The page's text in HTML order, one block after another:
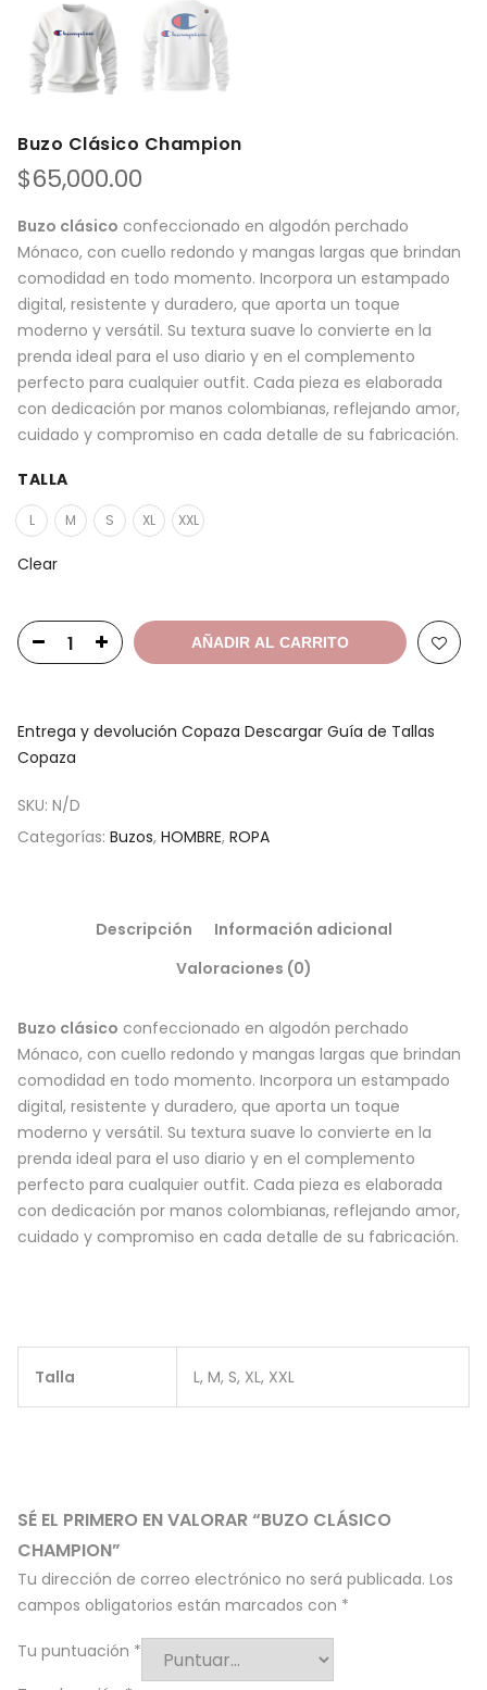
Buzo Clásico Champion
$65,000.00
Buzo clásico confeccionado en algodón perchado
Mónaco, con cuello redondo y mangas largas que brindan
comodidad en todo momento. Incorpora un estampado
digital, resistente y duradero, que aporta un toque
moderno y versátil. Su textura suave lo convierte en la
prenda ideal para el uso diario y en el complemento
perfecto para cualquier outfit. Cada pieza es elaborada
con dedicación por manos colombianas, reflejando amor,
cuidado y compromiso en cada detalle de su fabricación.
TALLA
L M S XL XXL
Clear
AÑADIR AL CARRITO
Entrega y devolución Copaza Descargar Guía de Tallas
Copaza
SKU: N/D
Categorías: Buzos, HOMBRE, ROPA
Descripción
Información adicional
Valoraciones (0)
Buzo clásico confeccionado en algodón perchado
Mónaco, con cuello redondo y mangas largas que brindan
comodidad en todo momento. Incorpora un estampado
digital, resistente y duradero, que aporta un toque
moderno y versátil. Su textura suave lo convierte en la
prenda ideal para el uso diario y en el complemento
perfecto para cualquier outfit. Cada pieza es elaborada
con dedicación por manos colombianas, reflejando amor,
cuidado y compromiso en cada detalle de su fabricación.
Talla L, M, S, XL, XXL
SÉ EL PRIMERO EN VALORAR “BUZO CLÁSICO
CHAMPION”
Tu dirección de correo electrónico no será publicada. Los
campos obligatorios están marcados con *
Tu puntuación *